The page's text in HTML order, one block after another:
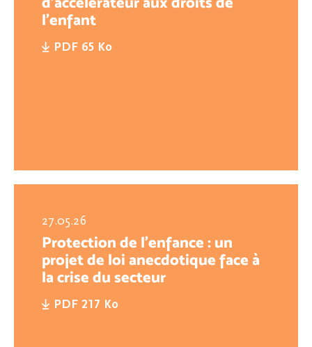
l’enfant
PDF 65 Ko
27.05.26
Protection de l’enfance : un
projet de loi anecdotique face à
la crise du secteur
PDF 217 Ko